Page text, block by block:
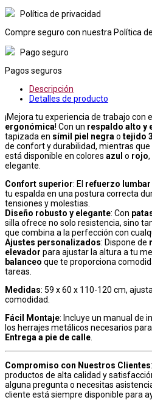
Política de privacidad
Compre seguro con nuestra Política
Pago seguro
Pagos seguros
Descripción
Detalles de producto
¡Mejora tu experiencia de trabajo con
ergonómica! Con un respaldo alto y
tapizada en símil piel negra o tejido
de confort y durabilidad, mientras que
está disponible en colores azul o rojo
elegante.
Confort superior: El refuerzo lumbar
tu espalda en una postura correcta
tensiones y molestias.
Diseño robusto y elegante: Con
silla ofrece no solo resistencia, sino
que combina a la perfección con
Ajustes personalizados: Dispone de
elevador para ajustar la altura a tu
balanceo que te proporciona
tareas.
Medidas: 59 x 60 x 110-120 cm,
comodidad.
Fácil Montaje: Incluye un manual de
los herrajes metálicos necesarios
Entrega a pie de calle
Compromiso con Nuestros Clientes
productos de alta calidad y
alguna pregunta o necesitas
cliente está siempre disponible para